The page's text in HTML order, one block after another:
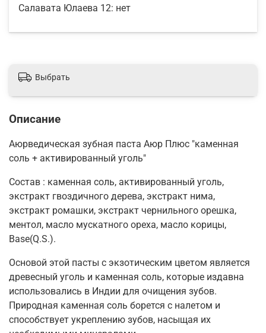
Салавата Юлаева 12: нет
Выбрать
Описание
Аюрведическая зубная паста Аюр Плюс "каменная
соль + активированный уголь"
Состав : каменная соль, активированный уголь,
экстракт гвоздичного дерева, экстракт нима,
экстракт ромашки, экстракт чернильного орешка,
ментол, масло мускатного ореха, масло корицы,
Base(Q.S.).
Основой этой пасты с экзотическим цветом является
древесный уголь и каменная соль, которые издавна
использовались в Индии для очищения зубов.
Природная каменная соль борется с налетом и
способствует укреплению зубов, насыщая их